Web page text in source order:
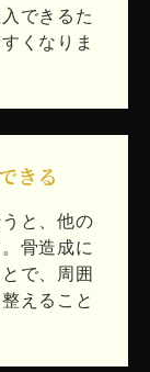
できるた
くなりま
きる
と、他の
骨造成に
で、周囲
えること